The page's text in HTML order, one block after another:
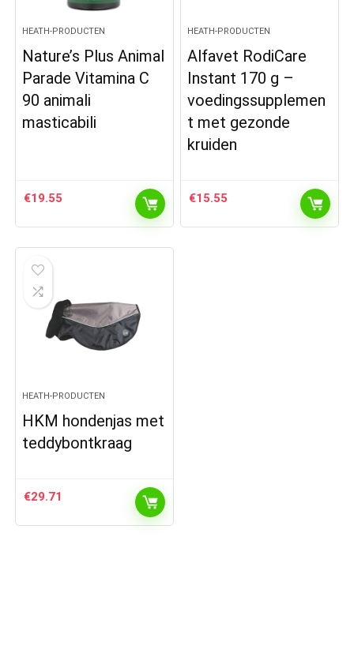
HEATH-PRODUCTEN
Nature’s Plus Animal
Parade Vitamina C
90 animali
masticabili
€19.55
HEATH-PRODUCTEN
Alfavet RodiCare
Instant 170 g –
voedingssupplemen
t met gezonde
kruiden
€15.55
HEATH-PRODUCTEN
HKM hondenjas met
teddybontkraag
€29.71